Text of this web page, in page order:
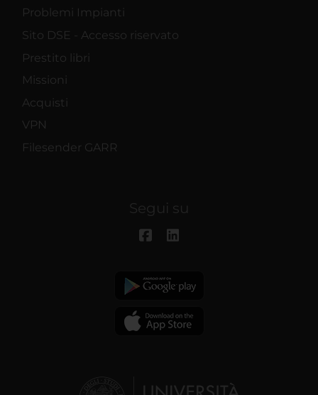
Problemi Impianti
Sito DSE - Accesso riservato
Prestito libri
Missioni
Acquisti
VPN
Filesender GARR
Segui su